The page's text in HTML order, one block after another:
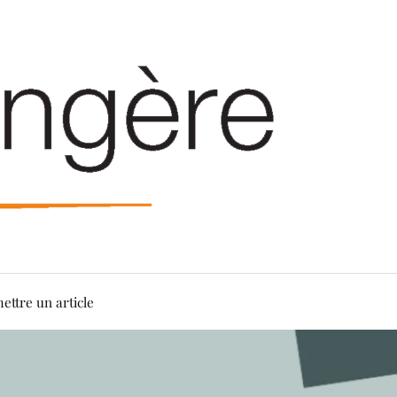
un article